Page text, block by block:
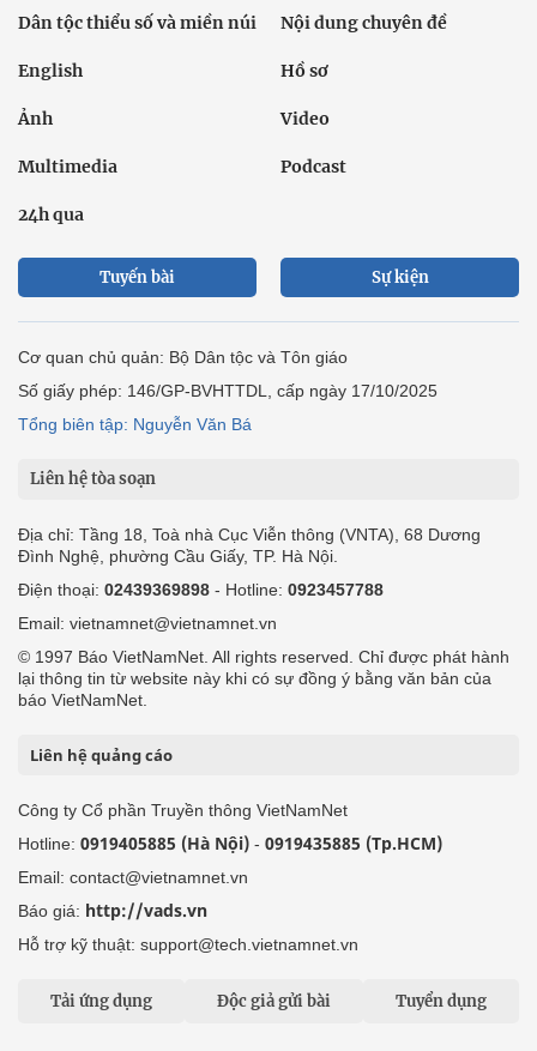
Dân tộc thiểu số và miền núi Nội dung chuyên đề
English Hồ sơ
Ảnh Video
Multimedia Podcast
24h qua
Tuyến bài Sự kiện
Cơ quan chủ quản: Bộ Dân tộc và Tôn giáo
Số giấy phép: 146/GP-BVHTTDL, cấp ngày 17/10/2025
Tổng biên tập: Nguyễn Văn Bá
Liên hệ tòa soạn
Địa chỉ: Tầng 18, Toà nhà Cục Viễn thông (VNTA), 68 Dương
Đình Nghệ, phường Cầu Giấy, TP. Hà Nội.
Điện thoại: 02439369898 - Hotline: 0923457788
Email: vietnamnet@vietnamnet.vn
© 1997 Báo VietNamNet. All rights reserved. Chỉ được phát hành
lại thông tin từ website này khi có sự đồng ý bằng văn bản của
báo VietNamNet.
Liên hệ quảng cáo
Công ty Cổ phần Truyền thông VietNamNet
Hotline: 0919405885 (Hà Nội) - 0919435885 (Tp.HCM)
Email: contact@vietnamnet.vn
Báo giá: http://vads.vn
Hỗ trợ kỹ thuật: support@tech.vietnamnet.vn
Tải ứng dụng Độc giả gửi bài Tuyển dụng